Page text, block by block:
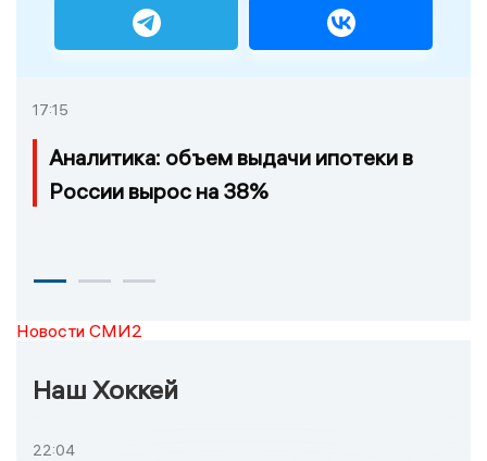
17:15
Аналитика: объем выдачи ипотеки в
России вырос на 38%
Новости СМИ2
Наш Хоккей
22:04